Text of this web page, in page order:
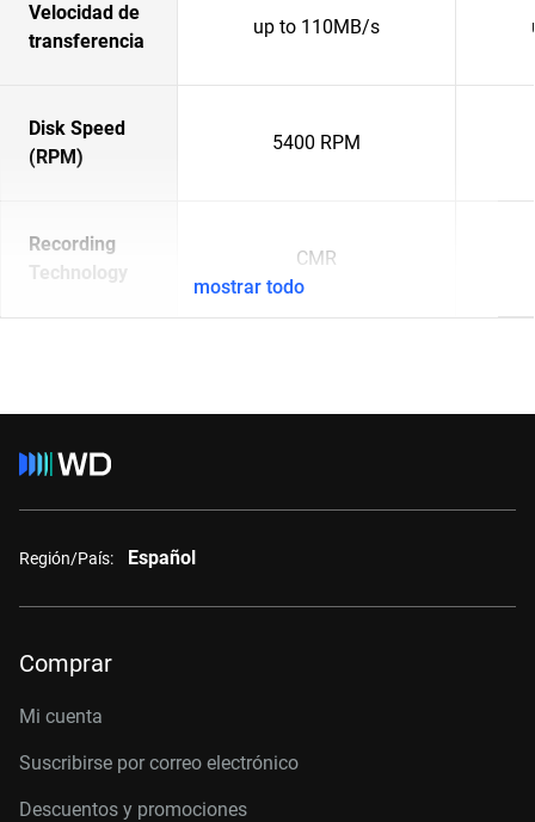
Velocidad de
transferencia
up to 110MB/s
Disk Speed
(RPM)
5400 RPM
Recording
Technology
CMR
mostrar todo
Región/País: Español
Comprar
Mi cuenta
Suscribirse por correo electrónico
Descuentos y promociones